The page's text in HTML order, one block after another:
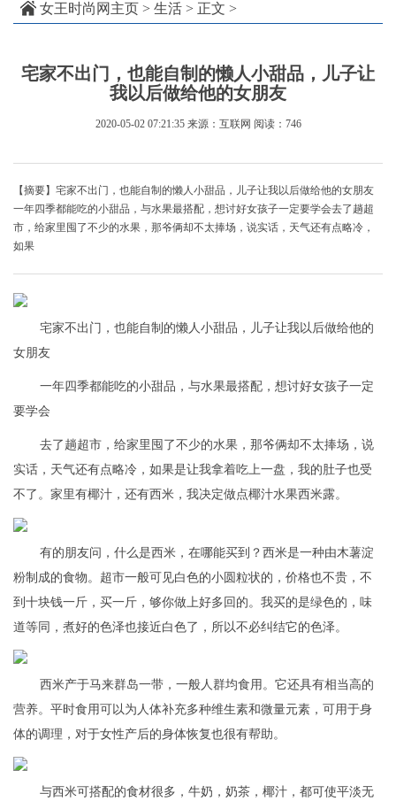
女王时尚网主页 > 生活 > 正文 >
宅家不出门，也能自制的懒人小甜品，儿子让
我以后做给他的女朋友
2020-05-02 07:21:35 来源：互联网 阅读：746
【摘要】宅家不出门，也能自制的懒人小甜品，儿子让我以后做给他的女朋友
一年四季都能吃的小甜品，与水果最搭配，想讨好女孩子一定要学会去了趟超
市，给家里囤了不少的水果，那爷俩却不太捧场，说实话，天气还有点略冷，
如果
宅家不出门，也能自制的懒人小甜品，儿子让我以后做给他的
女朋友
一年四季都能吃的小甜品，与水果最搭配，想讨好女孩子一定
要学会
去了趟超市，给家里囤了不少的水果，那爷俩却不太捧场，说
实话，天气还有点略冷，如果是让我拿着吃上一盘，我的肚子也受
不了。家里有椰汁，还有西米，我决定做点椰汁水果西米露。
有的朋友问，什么是西米，在哪能买到？西米是一种由木薯淀
粉制成的食物。超市一般可见白色的小圆粒状的，价格也不贵，不
到十块钱一斤，买一斤，够你做上好多回的。我买的是绿色的，味
道等同，煮好的色泽也接近白色了，所以不必纠结它的色泽。
西米产于马来群岛一带，一般人群均食用。它还具有相当高的
营养。平时食用可以为人体补充多种维生素和微量元素，可用于身
体的调理，对于女性产后的身体恢复也很有帮助。
与西米可搭配的食材很多，牛奶，奶茶，椰汁，都可使平淡无